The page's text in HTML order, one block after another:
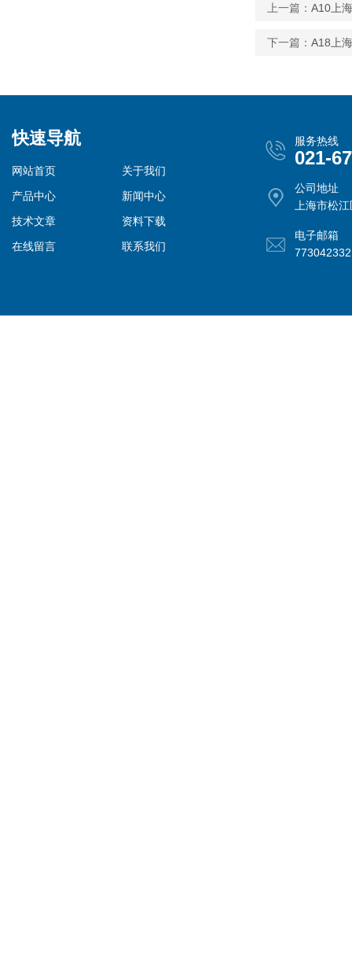
上一篇： A10上
下一篇： A18上
快速导航
网站首页
关于我们
产品中心
新闻中心
技术文章
资料下载
在线留言
联系我们
服务热线
021-
公司地址
上海市松
电子邮箱